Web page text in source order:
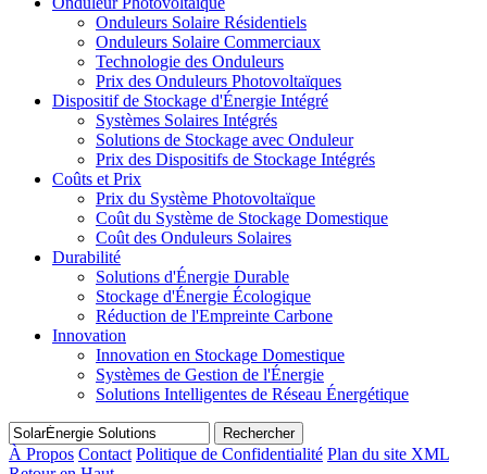
Onduleurs Solaire Résidentiels
Onduleurs Solaire Commerciaux
Technologie des Onduleurs
Prix des Onduleurs Photovoltaïques
Dispositif de Stockage d'Énergie Intégré
Systèmes Solaires Intégrés
Solutions de Stockage avec Onduleur
Prix des Dispositifs de Stockage Intégrés
Coûts et Prix
Prix du Système Photovoltaïque
Coût du Système de Stockage Domestique
Coût des Onduleurs Solaires
Durabilité
Solutions d'Énergie Durable
Stockage d'Énergie Écologique
Réduction de l'Empreinte Carbone
Innovation
Innovation en Stockage Domestique
Systèmes de Gestion de l'Énergie
Solutions Intelligentes de Réseau Énergétique
Rechercher
À Propos Contact Politique de Confidentialité Plan du site XML